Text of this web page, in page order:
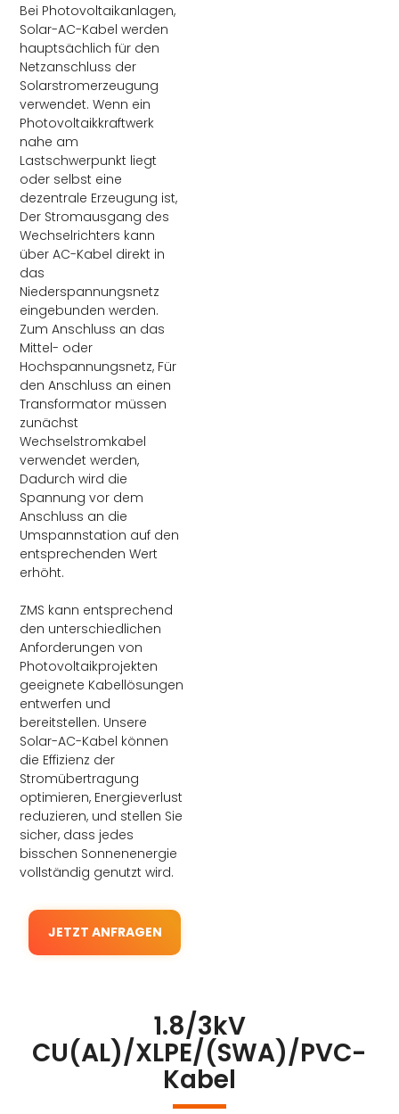
Bei Photovoltaikanlagen,
Solar-AC-Kabel werden
hauptsächlich für den
Netzanschluss der
Solarstromerzeugung
verwendet. Wenn ein
Photovoltaikkraftwerk
nahe am
Lastschwerpunkt liegt
oder selbst eine
dezentrale Erzeugung ist,
Der Stromausgang des
Wechselrichters kann
über AC-Kabel direkt in
das
Niederspannungsnetz
eingebunden werden.
Zum Anschluss an das
Mittel- oder
Hochspannungsnetz, Für
den Anschluss an einen
Transformator müssen
zunächst
Wechselstromkabel
verwendet werden,
Dadurch wird die
Spannung vor dem
Anschluss an die
Umspannstation auf den
entsprechenden Wert
erhöht.
ZMS kann entsprechend
den unterschiedlichen
Anforderungen von
Photovoltaikprojekten
geeignete Kabellösungen
entwerfen und
bereitstellen. Unsere
Solar-AC-Kabel können
die Effizienz der
Stromübertragung
optimieren, Energieverlust
reduzieren, und stellen Sie
sicher, dass jedes
bisschen Sonnenenergie
vollständig genutzt wird.
JETZT ANFRAGEN
1.8/3kV
CU(AL)/XLPE/(SWA)/PVC-
Kabel